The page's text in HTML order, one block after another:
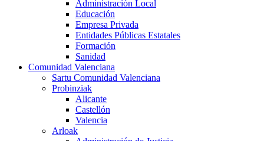
Administración Local
Educación
Empresa Privada
Entidades Públicas Estatales
Formación
Sanidad
Comunidad Valenciana
Sartu Comunidad Valenciana
Probinziak
Alicante
Castellón
Valencia
Arloak